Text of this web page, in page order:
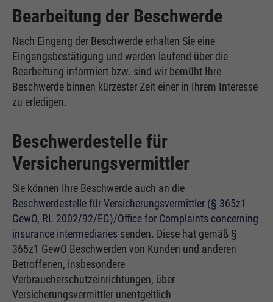
Bearbeitung der Beschwerde
Nach Eingang der Beschwerde erhalten Sie eine
Eingangsbestätigung und werden laufend über die
Bearbeitung informiert bzw. sind wir bemüht Ihre
Beschwerde binnen kürzester Zeit einer in Ihrem Interesse
zu erledigen.
Beschwerdestelle für
Versicherungsvermittler
Sie können Ihre Beschwerde auch an die
Beschwerdestelle für Versicherungsvermittler (§ 365z1
GewO, RL 2002/92/EG)/Office for Complaints concerning
insurance intermediaries senden. Diese hat gemäß §
365z1 GewO Beschwerden von Kunden und anderen
Betroffenen, insbesondere
Verbraucherschutzeinrichtungen, über
Versicherungsvermittler unentgeltlich